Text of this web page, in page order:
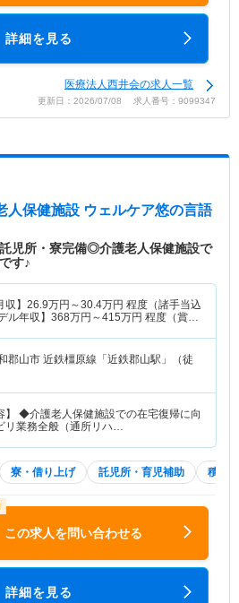
詳細を見る
医療法人西井会の求人一覧
更新日：2026/07/08 求人番号：9099347
人保健施設 ウェルケア悠の言語
託児所・寮完備◎介護老人保健施設で
す♪
収】 26.9万円～30.4万円 程度（諸手当込
ル年収】 368万円～415万円 程度（賞与
郡山市 近鉄橿原線「近鉄郡山駅」（徒
】 ◆介護老人保健施設での在宅復帰に向
リ業務全般（通所リハ…
寮・借り上げ 託児所・育児補助 積極
この求人を問い合わせる
詳細を見る